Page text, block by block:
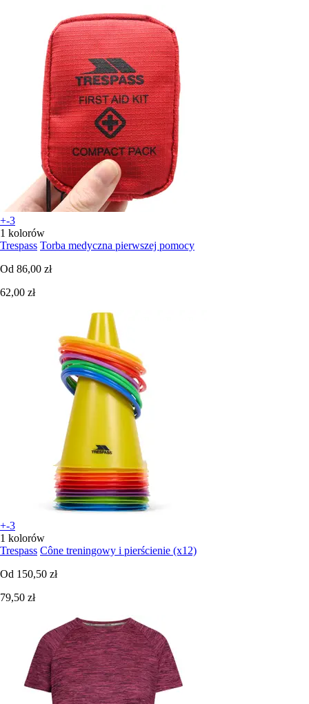
+-3
1 kolorów
Trespass Torba medyczna pierwszej pomocy
Od 86,00 zł
62,00 zł
+-3
1 kolorów
Trespass Cône treningowy i pierścienie (x12)
Od 150,50 zł
79,50 zł